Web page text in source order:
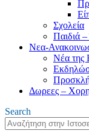
Σχολεία
Παιδιά
Νεα-
Νέα της
Δωρεες –
Search